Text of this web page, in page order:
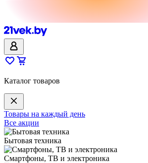
Каталог товаров
Товары на каждый день
Все акции
Бытовая техника
Смартфоны, ТВ и электроника